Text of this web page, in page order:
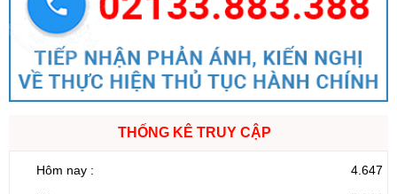
THỐNG KÊ TRUY CẬP
Hôm nay :
4.647